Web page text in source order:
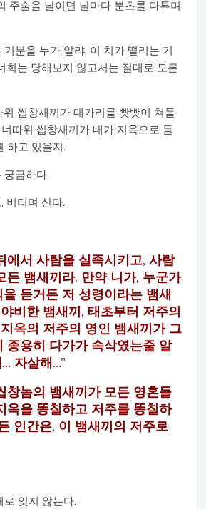
주술을 날이면 날마다 분초를 다투며
분을 누가 알랴. 이 치가 떨리는 기
희는 당해보지 않고서는 절대로 모른
씹창새끼가 대가리를 빳빳이 쳐들
따위 씹창새끼가 내가 지옥으로 들
하고 있을지.
궁금하다.
버티며 산다.
에서 사람을 실족시키고, 사람
든 뱀새끼라. 만약 니가, 누군가
듣거든 저 성령이라는 뱀새
비한 뱀새끼, 태초부터 저주의
옥의 저주의 영인 뱀새끼가 그
종용히 다가가 속삭였는줄 알
자살해…”
창놈의 뱀새끼가 모든 영혼들
옥을 똥칠하고 저주를 똥칠하
인간은, 이 뱀새끼의 저주로
잊지 않는다.